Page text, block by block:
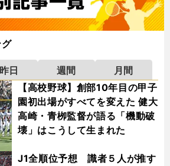
昨日 週間
月間
【高校野球】創部10年目の甲子
園初出場がすべてを変えた 健大
高崎・青栁監督が語る「機動破
壊」はこうして生まれた
J1全順位予想 識者５人が推す